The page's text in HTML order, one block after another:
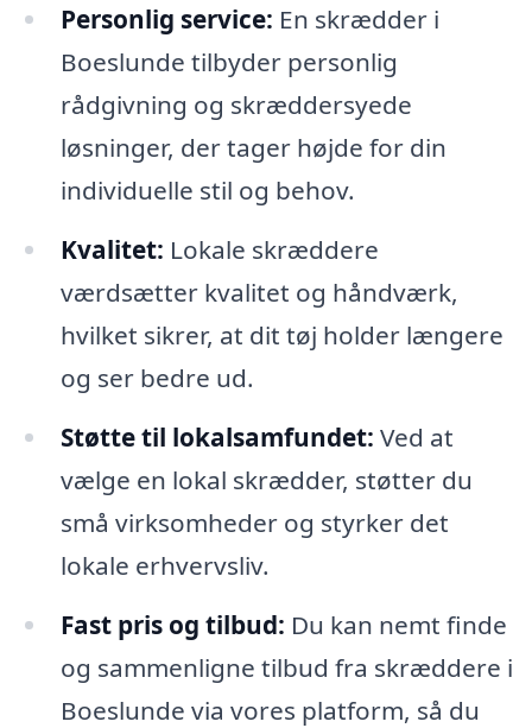
Personlig service: En skrædder i
Boeslunde tilbyder personlig
rådgivning og skræddersyede
løsninger, der tager højde for din
individuelle stil og behov.
Kvalitet: Lokale skræddere
værdsætter kvalitet og håndværk,
hvilket sikrer, at dit tøj holder længere
og ser bedre ud.
Støtte til lokalsamfundet: Ved at
vælge en lokal skrædder, støtter du
små virksomheder og styrker det
lokale erhvervsliv.
Fast pris og tilbud: Du kan nemt finde
og sammenligne tilbud fra skræddere i
Boeslunde via vores platform, så du